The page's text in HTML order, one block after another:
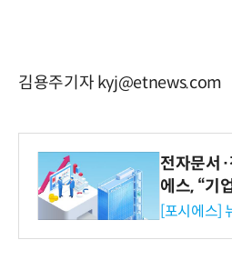
김용주기자 kyj@etnews.com
전자문서·
에스, “기
환원 강화
[포시에스]